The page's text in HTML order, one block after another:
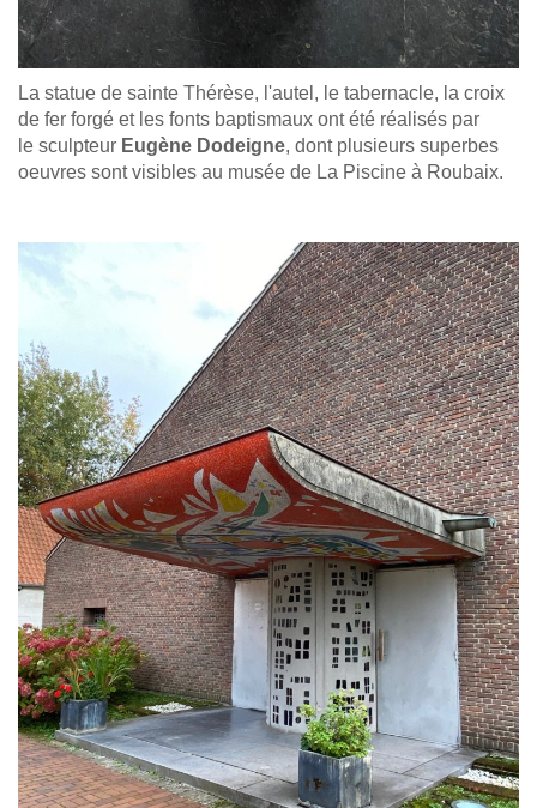
La statue de sainte Thérèse, l'autel, le tabernacle, la croix
de fer forgé et les fonts baptismaux ont été réalisés par
le sculpteur Eugène Dodeigne, dont plusieurs superbes
oeuvres sont visibles au musée de La Piscine à Roubaix.